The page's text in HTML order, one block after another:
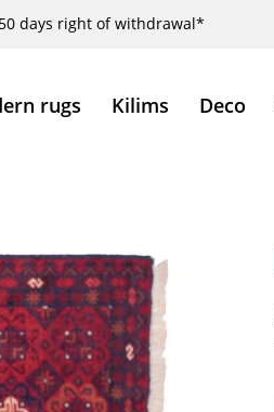
50 days right of withdrawal*
rugs Kilims Deco